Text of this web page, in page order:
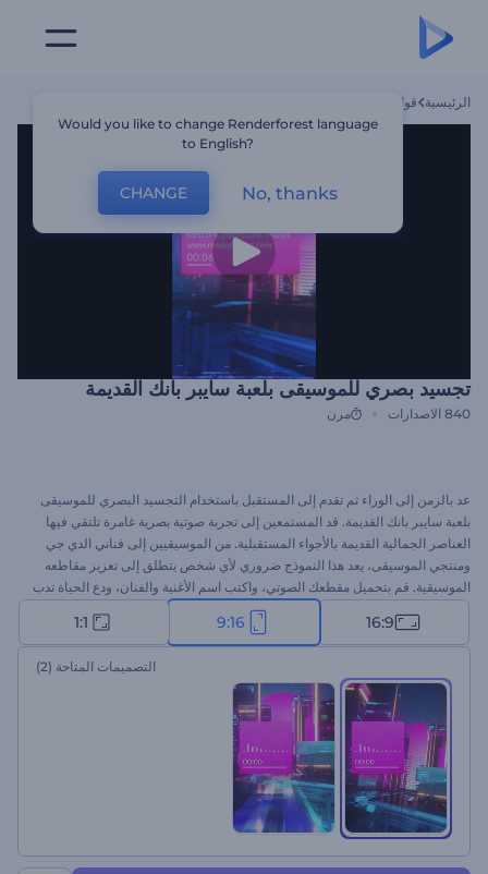
الرئيسية قوالب
تجسيد بصري للموسيقى بلعبة سايبر بانك القديمة
840 الاصدارات مرن
عد بالزمن إلى الوراء ثم تقدم إلى المستقبل باستخدام التجسيد البصري للموسيقى
بلعبة سايبر بانك القديمة. قد المستمعين إلى تجربة صوتية بصرية غامرة تلتقي فيها
العناصر الجمالية القديمة بالأجواء المستقبلية. من الموسيقيين إلى فناني الدي جي
ومنتجي الموسيقى، يعد هذا النموذج ضروري لأي شخص يتطلق إلى تعزيز مقاطعه
الموسيقية. قم بتحميل مقطعك الصوتي، واكتب اسم الأغنية والفنان، ودع الحياة تدب
في موسيقاك بهذا التجسيد البصري. ابدأ الآن واصطحب جمهورك في رحلة عبر
الزمن والمكان!16:9
9:16
1:1
التصميمات المتاحة (2)
Would you like to change Renderforest language
to English?
CHANGE No, thanks